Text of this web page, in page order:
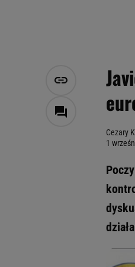
Cezary
1